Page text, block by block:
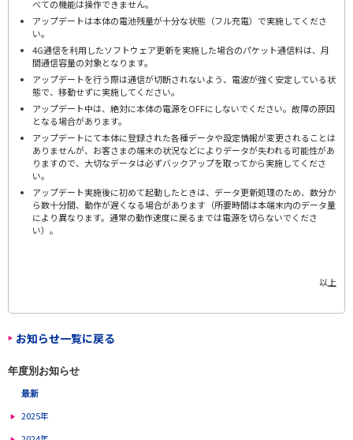
べての機能は操作できません。
アップデートは本体の電池残量が十分な状態（フル充電）で実施してくださ
い。
4G通信を利用したソフトウェア更新を実施した場合のパケット通信料は、月
間通信容量の対象となります。
アップデートを行う際は通信が切断されないよう、電波が強く安定している状
態で、移動せずに実施してください。
アップデート中は、絶対に本体の電源をOFFにしないでください。故障の原因
となる場合があります。
アップデートにて本体に登録された各種データや設定情報が変更されることは
ありませんが、お客さまの端末の状況などによりデータが失われる可能性があ
りますので、大切なデータは必ずバックアップを取ってから実施してくださ
い。
アップデート実施後に初めて起動したときは、データ更新処理のため、数分か
ら数十分間、動作が遅くなる場合があります（所要時間は本端末内のデータ量
により異なります。通常の動作速度に戻るまでは電源を切らないでくださ
い）。
以上
お知らせ一覧に戻る
年度別お知らせ
最新
2025年